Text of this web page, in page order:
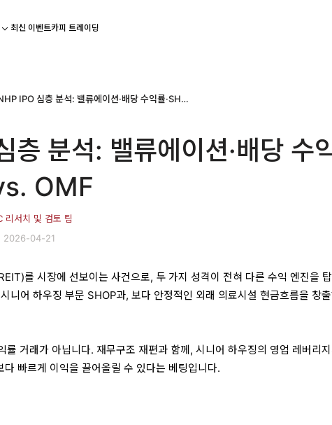
최신 이벤트카피 트레이딩
NHP IPO 심층 분석: 밸류에이션·배당 수익률·SHOP vs. OMF
층 분석: 밸류에이션·배당 수
OMF
리서치 및 검토 팀
2026-04-21
를 시장에 선보이는 사건으로, 두 가지 성격이 전혀 다른 수익 엔진을
니어 하우징 부문 SHOP과, 보다 안정적인 외래 의료시설 현금흐름을 창
률 거래가 아닙니다. 재무구조 재편과 함께, 시니어 하우징의 영업 레버리
다 빠르게 이익을 끌어올릴 수 있다는 베팅입니다.